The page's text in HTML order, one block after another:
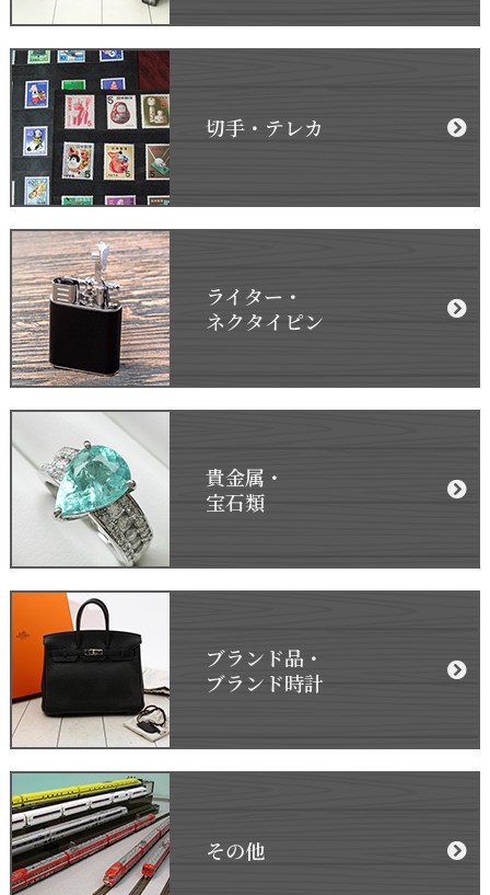
切手・テレカ
ライター・
ネクタイピン
貴金属・
宝石類
ブランド品・
ブランド時計
その他